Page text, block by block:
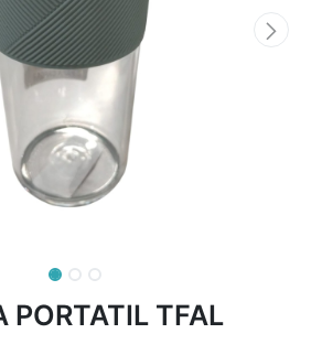
PORTATIL TFAL